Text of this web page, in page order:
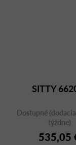
SITTY
Dostupné
týždne)
535,05